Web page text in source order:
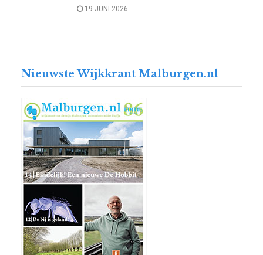
19 JUNI 2026
Nieuwste Wijkkrant Malburgen.nl